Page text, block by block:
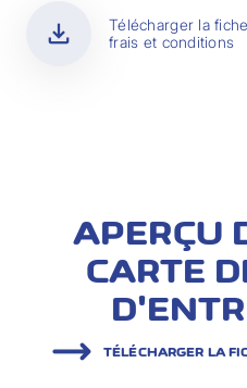
download
Télécharger la
frais et conditions
APERÇU
CARTE
TÉLÉCHARGER LA